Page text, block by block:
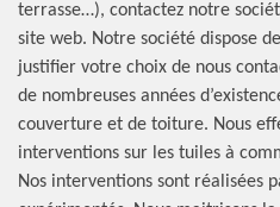
terrasse…), contactez notre
site web. Notre société dispose
justifier votre choix de nous
de nombreuses années
couverture et de toiture. Nous
interventions sur les tuiles à
Nos interventions sont réalisées